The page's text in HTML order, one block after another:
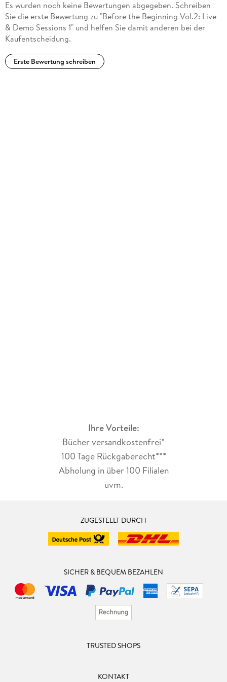
Es wurden noch keine Bewertungen abgegeben. Schreiben
Sie die erste Bewertung zu "Before the Beginning Vol.2: Live
& Demo Sessions 1" und helfen Sie damit anderen bei der
Kaufentscheidung.
Erste Bewertung schreiben
Ihre Vorteile:
Bücher versandkostenfrei*
100 Tage Rückgaberecht***
Abholung in über 100 Filialen
uvm.
ZUGESTELLT DURCH
SICHER & BEQUEM BEZAHLEN
TRUSTED SHOPS
KONTAKT